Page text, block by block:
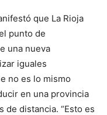
que La Rioja
punto de
una nueva
iguales
no es lo mismo
en una provincia
de distancia. “Esto es